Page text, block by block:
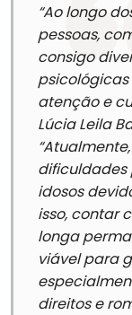
“Ao longo
pessoas,
consigo
atenção e
Lúcia Leila
dificuldades
idosos
isso, contar
longa
viável para
direitos e